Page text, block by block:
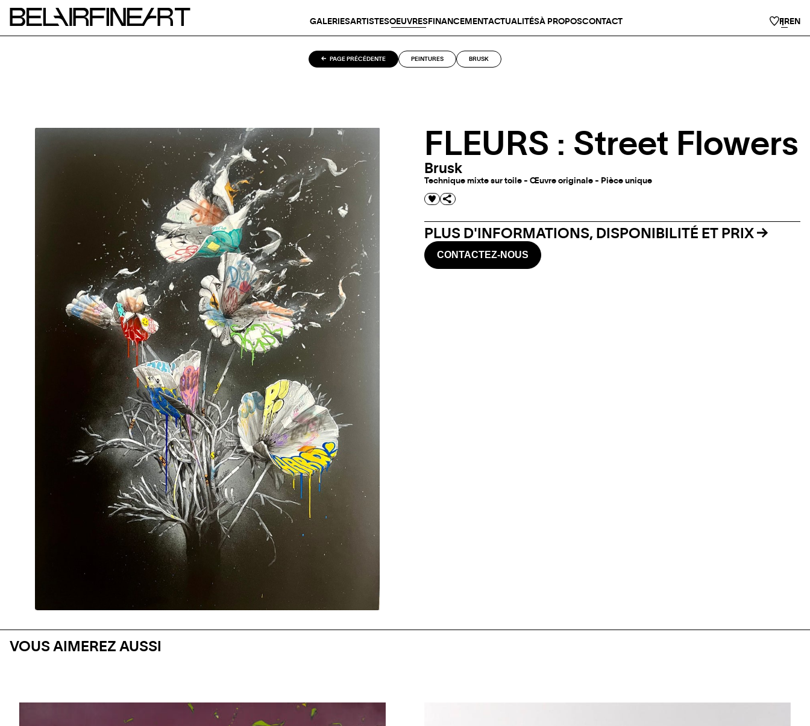
GALERIESARTISTESOEUVRESFINANCEMENTACTUALITÉSÀ PROPOSCONTACT FREN
PAGE PRÉCÉDENTE PEINTURES BRUSK
FLEURS : Street Flowers
Brusk
Technique mixte sur toile - Œuvre originale - Pièce unique
PLUS D'INFORMATIONS, DISPONIBILITÉ ET PRIX
CONTACTEZ-NOUS
VOUS AIMEREZ AUSSI